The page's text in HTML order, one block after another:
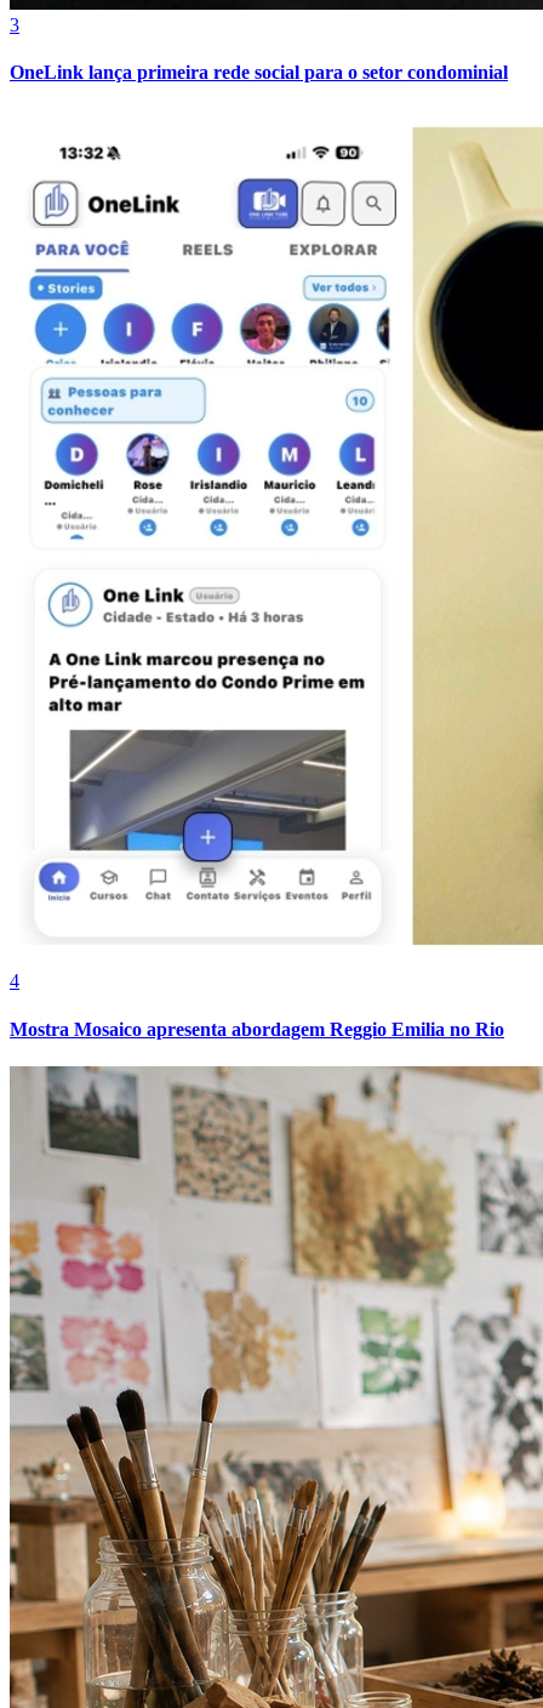
Athletico-PR
Vitória
3
OneLink lança primeira rede social para o setor condominial
4
Mostra Mosaico apresenta abordagem Reggio Emilia no Rio